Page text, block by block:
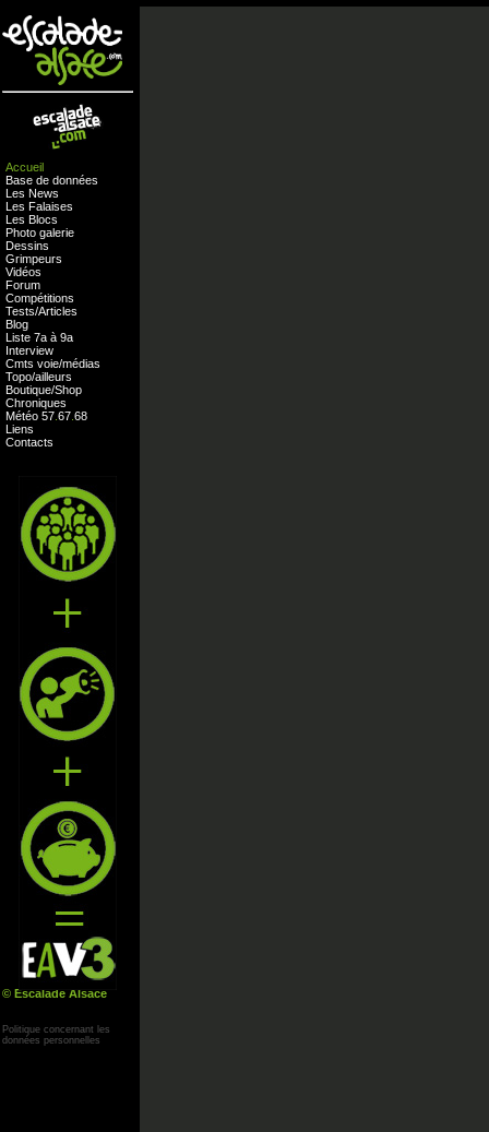
Accueil
Base de données
Les News
Les Falaises
Les Blocs
Photo galerie
Dessins
Grimpeurs
Vidéos
Forum
Compétitions
Tests/Articles
Blog
Liste 7a à 9a
Interview
Cmts voie/médias
Topo/ailleurs
Boutique/Shop
Chroniques
Météo 57 67 68
Liens
Contacts
© Escalade Alsace
Politique concernant les
données personnelles